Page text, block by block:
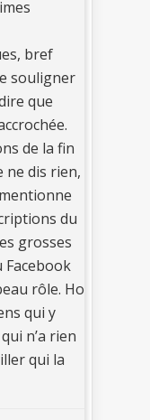
bref
souligner
que
de la fin
ne dis rien,
du
grosses
Facebook
rôle. Ho
qui y
n’a rien
qui la